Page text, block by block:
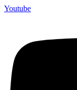
Youtube